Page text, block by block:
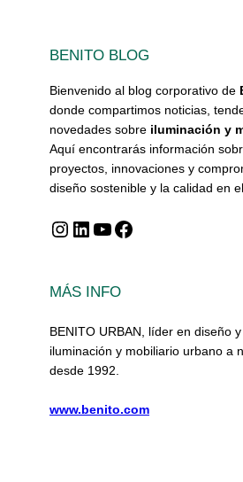
BENITO BLOG
Bienvenido al blog corporativo de
donde compartimos noticias,
novedades sobre iluminación y
Aquí encontrarás información
proyectos, innovaciones y
diseño sostenible y la calidad en
Instagram LinkedIn YouTube Facebook
MÁS INFO
BENITO URBAN, líder en diseño
iluminación y mobiliario urbano a
desde 1992.
www.benito.com